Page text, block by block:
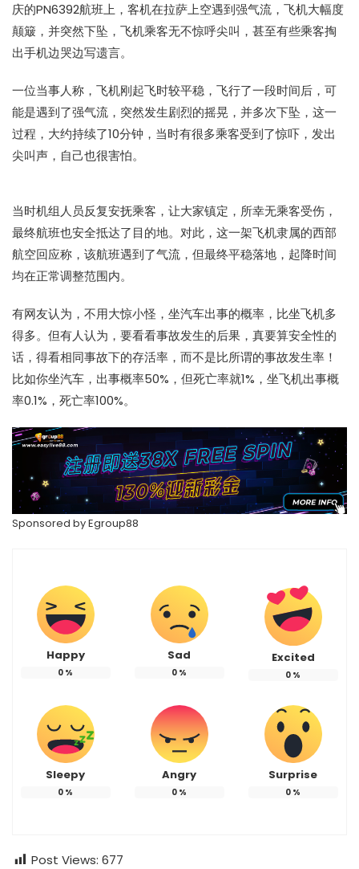
庆的PN6392航班上，客机在拉萨上空遇到强气流，飞机大幅度
颠簸，并突然下坠，飞机乘客无不惊呼尖叫，甚至有些乘客掏
出手机边哭边写遗言。
一位当事人称，飞机刚起飞时较平稳，飞行了一段时间后，可
能是遇到了强气流，突然发生剧烈的摇晃，并多次下坠，这一
过程，大约持续了10分钟，当时有很多乘客受到了惊吓，发出
尖叫声，自己也很害怕。
当时机组人员反复安抚乘客，让大家镇定，所幸无乘客受伤，
最终航班也安全抵达了目的地。对此，这一架飞机隶属的西部
航空回应称，该航班遇到了气流，但最终平稳落地，起降时间
均在正常调整范围内。
有网友认为，不用大惊小怪，坐汽车出事的概率，比坐飞机多
得多。但有人认为，要看看事故发生的后果，真要算安全性的
话，得看相同事故下的存活率，而不是比所谓的事故发生率！
比如你坐汽车，出事概率50%，但死亡率就1%，坐飞机出事概
率0.1%，死亡率100%。
Sponsored byEgroup88
Happy
0 %
Sad
0 %
Excited
0 %
Sleepy
0 %
Angry
0 %
Surprise
0 %
Post Views: 677